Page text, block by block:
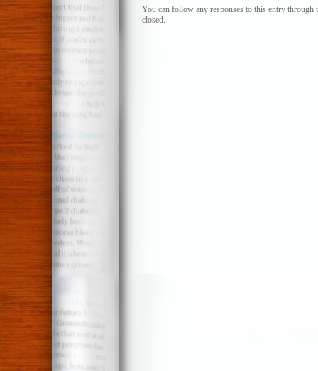
pidamos
You can follow any responses to this entry through
closed.